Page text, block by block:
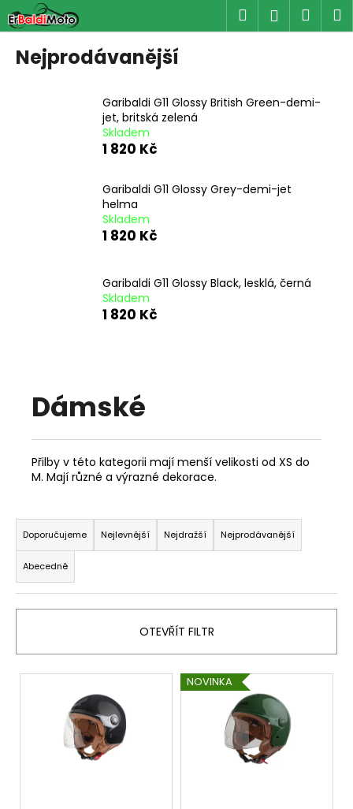
na
obsah
Hledat
Nejprodávanější
Garibaldi G11 Glossy British Green-demi-
jet, britská zelená
Skladem
1 820 Kč
Garibaldi G11 Glossy Grey-demi-jet
helma
Skladem
1 820 Kč
Garibaldi G11 Glossy Black, lesklá, černá
Skladem
1 820 Kč
Dámské
Přilby v této kategorii mají menší velikosti od XS do
M. Mají různé a výrazné dekorace.
Ř
a
z
e
n
r
o
Doporučujeme Nejlevnější Nejdražší Nejprodávanější
Abecedně
OTEVŘÍT FILTR
V NOVINKA
K
o
HLEDAT
D
o
r